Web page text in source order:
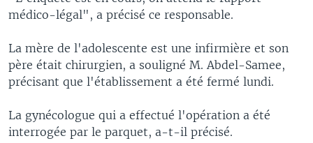
médico-légal", a précisé ce responsable.
La mère de l'adolescente est une infirmière et son
père était chirurgien, a souligné M. Abdel-Samee,
précisant que l'établissement a été fermé lundi.
La gynécologue qui a effectué l'opération a été
interrogée par le parquet, a-t-il précisé.